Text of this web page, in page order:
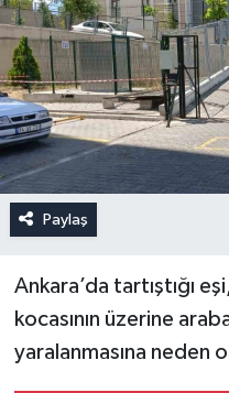
Paylaş
Ankara’da tartıştığı
kocasının üzerine
yaralanmasına neden